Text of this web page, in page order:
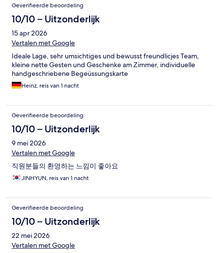
Geverifieerde beoordeling
10/10 – Uitzonderlijk
15 apr 2026
Vertalen met Google
Ideale Lage, sehr umsichtiges und bewusst freundlicjes Team,
kleine nette Gesten und Geschenke am Zimmer, individuelle
handgeschriebene Begeüssungskarte
Heinz, reis van 1 nacht
Geverifieerde beoordeling
10/10 – Uitzonderlijk
9 mei 2026
Vertalen met Google
직원분들의 환영하는 느낌이 좋아요
JINHYUN, reis van 1 nacht
Geverifieerde beoordeling
10/10 – Uitzonderlijk
22 mei 2026
Vertalen met Google